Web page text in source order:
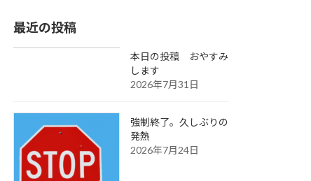
最近の投稿
本日の投稿 おやすみ
します
2026年7月31日
強制終了。久しぶりの
発熱
2026年7月24日